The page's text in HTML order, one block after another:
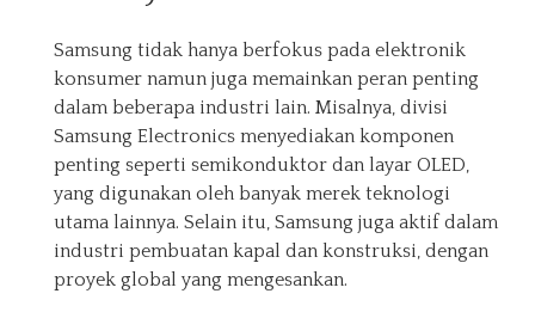
Samsung tidak hanya berfokus pada elektronik
konsumer namun juga memainkan peran penting
dalam beberapa industri lain. Misalnya, divisi
Samsung Electronics menyediakan komponen
penting seperti semikonduktor dan layar OLED,
yang digunakan oleh banyak merek teknologi
utama lainnya. Selain itu, Samsung juga aktif dalam
industri pembuatan kapal dan konstruksi, dengan
proyek global yang mengesankan.